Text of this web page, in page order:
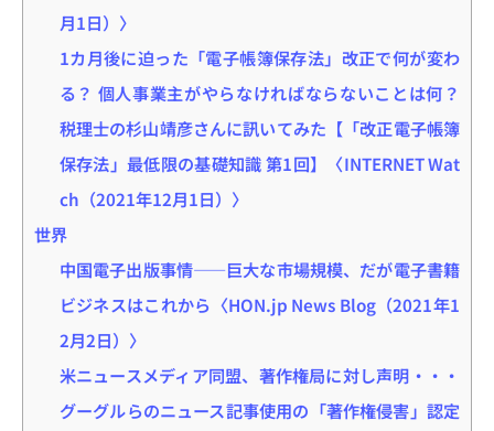
月1日）〉
1カ月後に迫った「電子帳簿保存法」改正で何が変わ
る？ 個人事業主がやらなければならないことは何？
税理士の杉山靖彦さんに訊いてみた【「改正電子帳簿
保存法」最低限の基礎知識 第1回】〈INTERNET Wat
ch（2021年12月1日）〉
世界
中国電子出版事情――巨大な市場規模、だが電子書籍
ビジネスはこれから〈HON.jp News Blog（2021年1
2月2日）〉
米ニュースメディア同盟、著作権局に対し声明・・・
グーグルらのニュース記事使用の「著作権侵害」認定